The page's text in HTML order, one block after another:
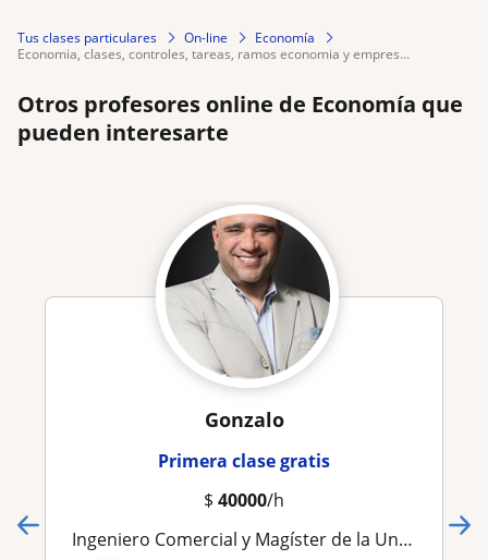
Tus clases particulares On-line
Economía
economia, clases, controles, tareas, ramos economia y empres...
Otros profesores online de Economía que
pueden interesarte
Gonzalo
Primera clase gratis
$ 40000/h
Ingeniero Comercial y Magíster de la Universidad de Chile con más de 20 años de experiencia. Áreas de trabajo y enseñanza: Introducción a la economía, micro, macro, economía internacional, evaluación de proyectos y finanzas